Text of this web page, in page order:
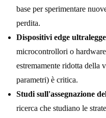
base per sperimentare
perdita.
Dispositivi edge
microcontrollori o
estremamente ridotta
parametri) è critica.
Studi sull'assegnazione
ricerca che studiano le